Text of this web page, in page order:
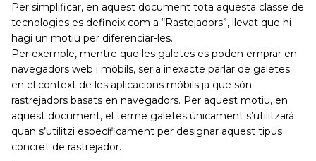
Per simplificar, en aquest document tota aquesta classe de
tecnologies es defineix com a “Rastejadors”, llevat que hi
hagi un motiu per diferenciar-les.
Per exemple, mentre que les galetes es poden emprar en
navegadors web i mòbils, seria inexacte parlar de galetes
en el context de les aplicacions mòbils ja que són
rastrejadors basats en navegadors. Per aquest motiu, en
aquest document, el terme galetes únicament s’utilitzarà
quan s’utilitzi específicament per designar aquest tipus
concret de rastrejador.